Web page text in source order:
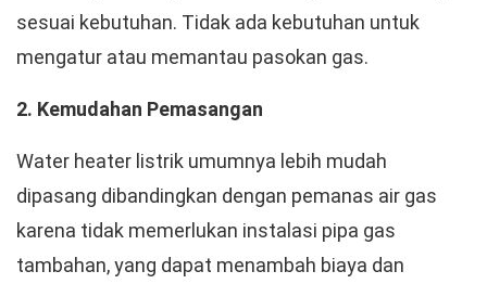
sesuai kebutuhan. Tidak ada kebutuhan untuk
mengatur atau memantau pasokan gas.
2. Kemudahan Pemasangan
Water heater listrik umumnya lebih mudah
dipasang dibandingkan dengan pemanas air gas
karena tidak memerlukan instalasi pipa gas
tambahan, yang dapat menambah biaya dan